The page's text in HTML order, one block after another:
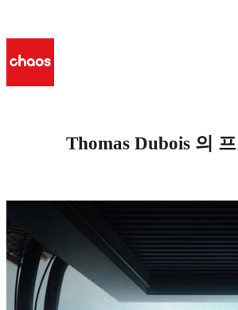
Thomas Dubois 의